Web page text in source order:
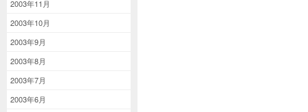
2003年11月
2003年10月
2003年9月
2003年8月
2003年7月
2003年6月